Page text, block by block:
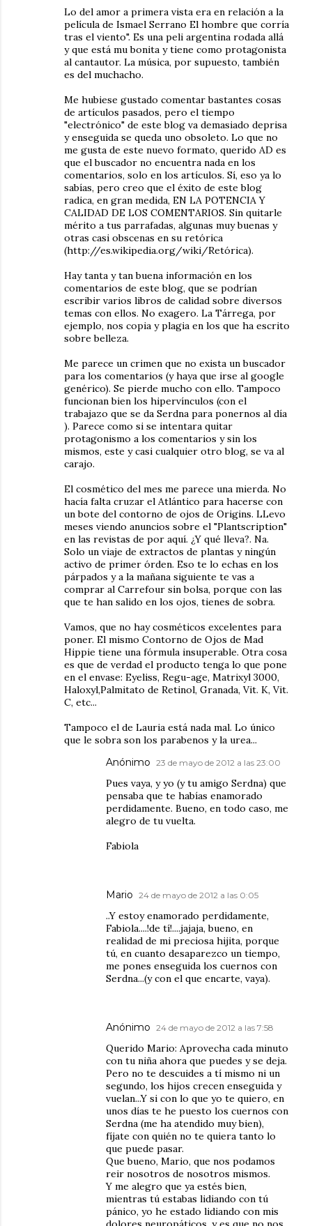
Lo del amor a primera vista era en relación a la
película de Ismael Serrano El hombre que corría
tras el viento". Es una peli argentina rodada allá
y que está mu bonita y tiene como protagonista
al cantautor. La música, por supuesto, también
es del muchacho.
Me hubiese gustado comentar bastantes cosas
de artículos pasados, pero el tiempo
"electrónico" de este blog va demasiado deprisa
y enseguida se queda uno obsoleto. Lo que no
me gusta de este nuevo formato, querido AD es
que el buscador no encuentra nada en los
comentarios, solo en los artículos. Sí, eso ya lo
sabías, pero creo que el éxito de este blog
radica, en gran medida, EN LA POTENCIA Y
CALIDAD DE LOS COMENTARIOS. Sin quitarle
mérito a tus parrafadas, algunas muy buenas y
otras casi obscenas en su retórica
(http://es.wikipedia.org/wiki/Retórica).
Hay tanta y tan buena información en los
comentarios de este blog, que se podrían
escribir varios libros de calidad sobre diversos
temas con ellos. No exagero. La Tárrega, por
ejemplo, nos copia y plagia en los que ha escrito
sobre belleza.
Me parece un crimen que no exista un buscador
para los comentarios (y haya que irse al google
genérico). Se pierde mucho con ello. Tampoco
funcionan bien los hipervínculos (con el
trabajazo que se da Serdna para ponernos al día
). Parece como si se intentara quitar
protagonismo a los comentarios y sin los
mismos, este y casi cualquier otro blog, se va al
carajo.
El cosmético del mes me parece una mierda. No
hacía falta cruzar el Atlántico para hacerse con
un bote del contorno de ojos de Origins. LLevo
meses viendo anuncios sobre el "Plantscription"
en las revistas de por aquí. ¿Y qué lleva?. Na.
Solo un viaje de extractos de plantas y ningún
activo de primer órden. Eso te lo echas en los
párpados y a la mañana siguiente te vas a
comprar al Carrefour sin bolsa, porque con las
que te han salido en los ojos, tienes de sobra.
Vamos, que no hay cosméticos excelentes para
poner. El mismo Contorno de Ojos de Mad
Hippie tiene una fórmula insuperable. Otra cosa
es que de verdad el producto tenga lo que pone
en el envase: Eyeliss, Regu-age, Matrixyl 3000,
Haloxyl,Palmitato de Retinol, Granada, Vit. K, Vit.
C, etc...
Tampoco el de Lauria está nada mal. Lo único
que le sobra son los parabenos y la urea...
Anónimo 23 de mayo de 2012 a las 23:00
Pues vaya, y yo (y tu amigo Serdna) que
pensaba que te habías enamorado
perdidamente. Bueno, en todo caso, me
alegro de tu vuelta.
Fabiola
Mario 24 de mayo de 2012 a las 0:05
..Y estoy enamorado perdidamente,
Fabiola....!de tí!....jajaja, bueno, en
realidad de mi preciosa hijita, porque
tú, en cuanto desaparezco un tiempo,
me pones enseguida los cuernos con
Serdna...(y con el que encarte, vaya).
Anónimo 24 de mayo de 2012 a las 7:58
Querido Mario: Aprovecha cada minuto
con tu niña ahora que puedes y se deja.
Pero no te descuides a tí mismo ni un
segundo, los hijos crecen enseguida y
vuelan...Y si con lo que yo te quiero, en
unos días te he puesto los cuernos con
Serdna (me ha atendido muy bien),
fíjate con quién no te quiera tanto lo
que puede pasar.
Que bueno, Mario, que nos podamos
reir nosotros de nosotros mismos.
Y me alegro que ya estés bien,
mientras tú estabas lidiando con tú
pánico, yo he estado lidiando con mis